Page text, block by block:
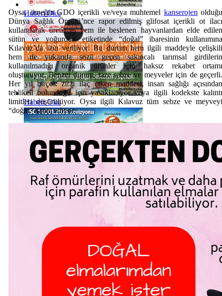
Haberi Oku
Haberi Oku
Haberi Oku
Oysa, örneğin GDO içerikli ve/veya muhtemel kanserojen
Dünya Sağlık Örgütü’nce rapor edilmiş glifosat içerikli ot
kullanılarak üretilmiş yem ile beslenen hayvanlardan elde
sütün ve yoğurdun etiketinde “doğal” ibaresinin
Kılavuz’da izin veriliyor. Bu durum hem ilgili maddeyle
hem de yukarıda sözü geçen sakıncalı tarımsal
kullanılmadığı organik ürünler için haksız rekabet
oluşturuyor. Benzer durum, taze sebze ve meyveler için de
Her yıl birçok zirai ilaç etken maddesi, insan sağlığı
tehlikeli bulunduğu için yasaklanıyor veya ilgili kodekste
limitleri düşürülüyor. Oysa ilgili Kılavuz tüm sebze ve
“doğal” kabul ediyor.